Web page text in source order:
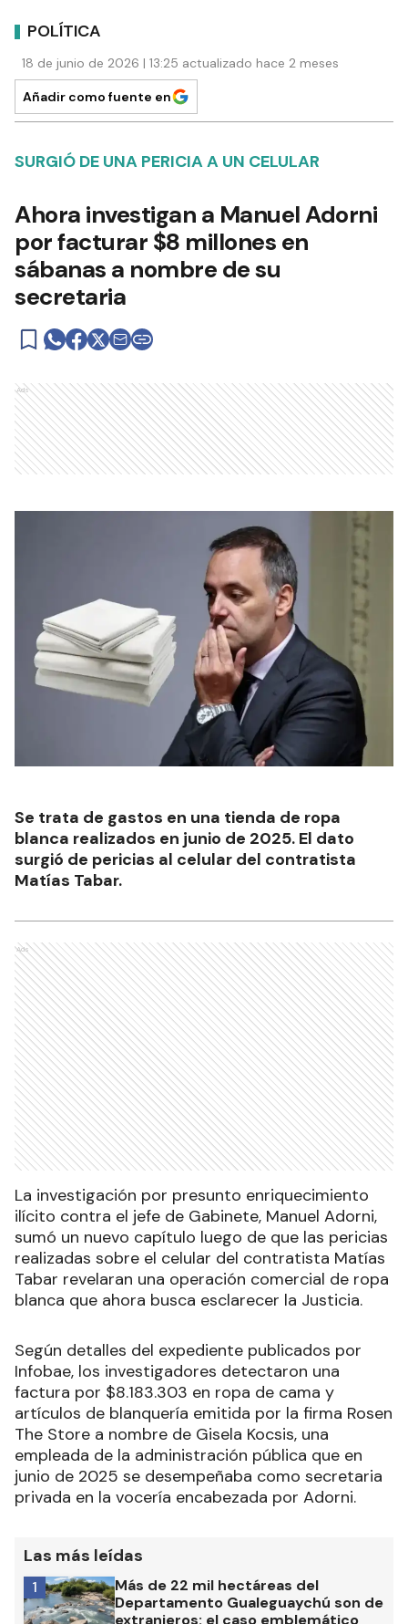
POLÍTICA
18 de junio de 2026 | 13:25 actualizado hace 2 meses
Añadir como fuente en
SURGIÓ DE UNA PERICIA A UN CELULAR
Ahora investigan a Manuel Adorni
por facturar $8 millones en
sábanas a nombre de su
secretaria
Ads
Se trata de gastos en una tienda de ropa
blanca realizados en junio de 2025. El dato
surgió de pericias al celular del contratista
Matías Tabar.
Ads
La investigación por presunto enriquecimiento
ilícito contra el jefe de Gabinete, Manuel Adorni,
sumó un nuevo capítulo luego de que las pericias
realizadas sobre el celular del contratista Matías
Tabar revelaran una operación comercial de ropa
blanca que ahora busca esclarecer la Justicia.
Según detalles del expediente publicados por
Infobae, los investigadores detectaron una
factura por $8.183.303 en ropa de cama y
artículos de blanquería emitida por la firma Rosen
The Store a nombre de Gisela Kocsis, una
empleada de la administración pública que en
junio de 2025 se desempeñaba como secretaria
privada en la vocería encabezada por Adorni.
Las más leídas
Más de 22 mil hectáreas del
Departamento Gualeguaychú son de
1